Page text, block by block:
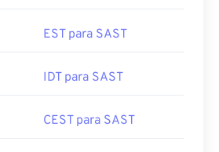
EST para SAST
IDT para SAST
CEST para SAST